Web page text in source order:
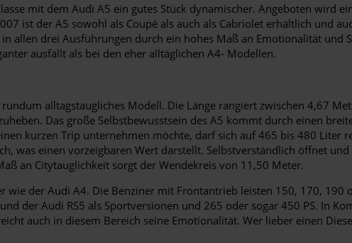
mit dem Audi A5 ein gutes Stück dynamischer. Angeboten wird
ist der A5 sowohl als Coupé als auch als Cabriolet erhältlich und
allen drei Ausführungen durch ein hohes Maß an Emotionalität und
ausfällt als bei den eher alltäglichen A4- Modellen.
alltagstaugliches Modell. Die Länge rangiert zwischen 4,67
Das große Selbstbewusstsein des A5 kommt durch einen
kurzen Trip unternehmen möchte, darf sich auf 465 bis 480 Liter
was einen vorzeigbaren Wert darstellt. Selbstverständlich öffnet
an Citytauglichkeit sorgt der Wendekreis von 11,50 Meter.
der Audi A4. Die Benziner mit Frontantrieb leisten 150, 170, 190
der Audi RS5 als Sportversionen und 265 oder sogar 450 PS. In
auch in diesem Bereich seine Emotionalität. Wer lieber einen